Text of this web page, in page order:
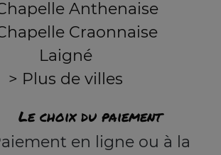
Anthenaise
Craonnaise
Laigné
> Plus de villes
Le choix du paiement
en ligne ou à la